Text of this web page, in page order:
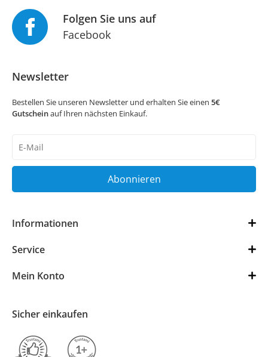
Folgen Sie uns auf
Facebook
Newsletter
Bestellen Sie unseren Newsletter und erhalten Sie einen 5€
Gutscheinauf Ihren nächsten Einkauf.
Honig
Abonnieren
Informationen
Service
Mein Konto
Sicher einkaufen